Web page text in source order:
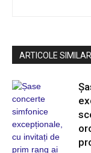
ARTICOLE